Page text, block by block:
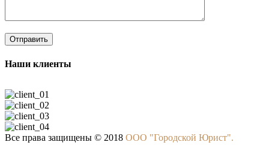
Наши клиенты
Все права защищены © 2018 ООО "Городской Юрист".